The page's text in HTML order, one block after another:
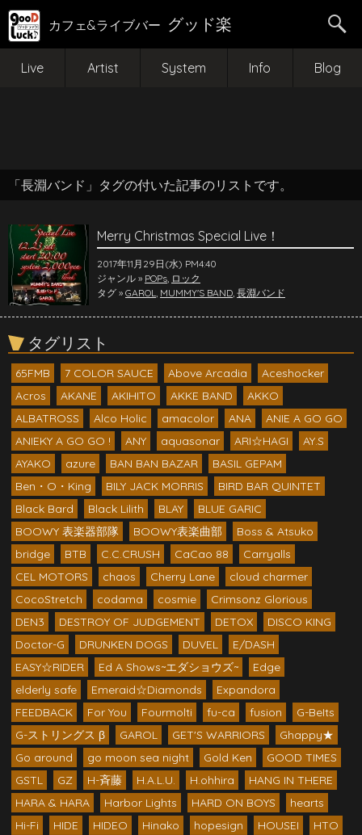
カフェ&ライブバー グッド楽
Live Artist System Info Blog
「長淵バンド」タグの付いた記事のリストです。
Merry Christmas Special Live！
2017年11月29日(水) PM4:40
ジャンル » POPs, ロック
タグ » GAROL, MUMMY'S BAND, 長淵バンド
タグリスト
65FMB 7 COLOR SAUCE Above Arcadia
Aceshocker
Acros
AKANE AKIHITO AKKE BAND
AKKO
ALBATROSS
Alco Holic amacolor ANA
ANIE A GO GO
ANIEKY A GO GO !
ANY aquasonar ARI☆HAGI
AY.S
AYAKO
azure BAN BAN BAZAR
BASIL GEPAM
Ben・O・King
BILY JACK MORRIS
BIRD BAR QUINTET
Black Bard
Black Lilith BLAY
BLUE GARIC
BOOWY 表楽器部隊
BOOWY表楽曲部
Boss & Atsuko
bridge
BTB C.C.CRUSH CaCao 88
Carryalls
CEL MOTORS
chaos Cherry Lane
cloud charmer
CocoStretch
codama cosmie
Crimsonz Glorious
DEN3
DESTROY OF JUDGEMENT DETOX
DISCO KING
Doctor-G
DRUNKEN DOGS DUVEL
E/DASH
EASY☆RIDER
Ed A Shows~エダショウズ~
Edge
elderly safe
Emeraid☆Diamonds
Expandora
FEEDBACK
For You Fourmolti fu-ca fusion
G-BeIts
G-ストリングス β
GAROL GET'S WARRIORS
Ghappy★
Go around
go moon sea night Gold Ken
GOOD TIMES
GSTL
GZ H-斉藤 H.A.L.U. H.ohhira
HANG IN THERE
HARA & HARA
Harbor Lights HARD ON BOYS
hearts
Hi-Fi
HIDE HIDEO Hinako hopesign HOUSEI
HTO